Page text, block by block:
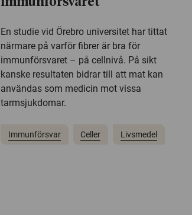
immunförsvaret
En studie vid Örebro universitet har tittat
närmare på varför fibrer är bra för
immunförsvaret – på cellnivå. På sikt
kanske resultaten bidrar till att mat kan
användas som medicin mot vissa
tarmsjukdomar.
Immunförsvar Celler Livsmedel